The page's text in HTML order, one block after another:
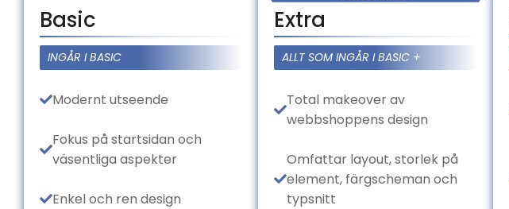
Basic
INGÅR I BASIC
Modernt utseende
Fokus på startsidan och
väsentliga aspekter
Enkel och ren design
Extra
ALLT SOM INGÅR I BASIC +
Total makeover av
webbshoppens design
Omfattar layout, storlek på
element, färgscheman och
typsnitt